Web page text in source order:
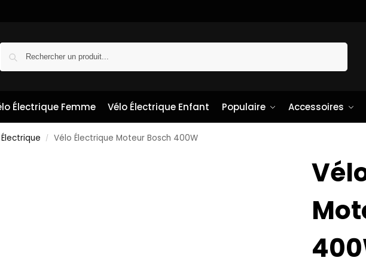
Électrique Femme Vélo Électrique Enfant Populaire Accessoires
/ Vélo Électrique Moteur Bosch 400W